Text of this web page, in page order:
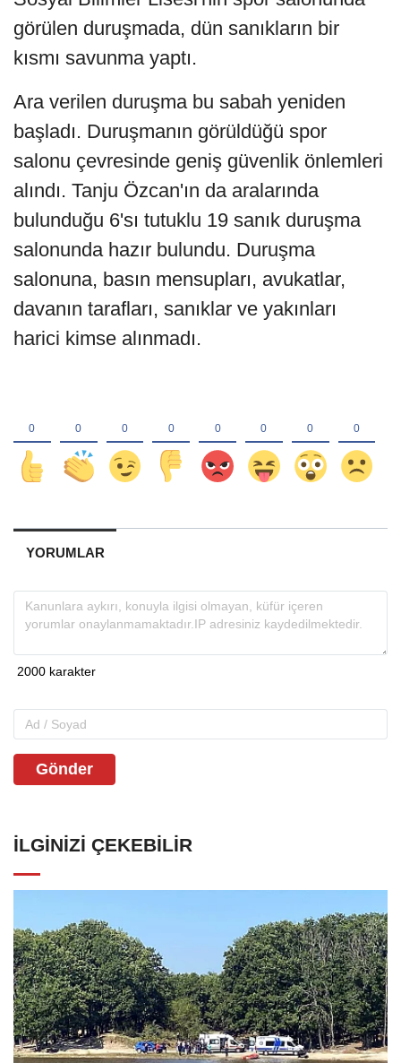
görülen duruşmada, dün sanıkların bir
kısmı savunma yaptı.
Ara verilen duruşma bu sabah yeniden
başladı. Duruşmanın görüldüğü spor
salonu çevresinde geniş güvenlik önlemleri
alındı. Tanju Özcan'ın da aralarında
bulunduğu 6'sı tutuklu 19 sanık duruşma
salonunda hazır bulundu. Duruşma
salonuna, basın mensupları, avukatlar,
davanın tarafları, sanıklar ve yakınları
harici kimse alınmadı.
YORUMLAR
Gönder
İLGINIZI ÇEKEBILIR